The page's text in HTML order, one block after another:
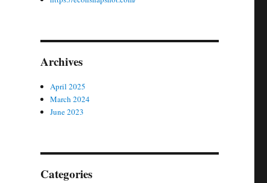
Archives
April 2025
March 2024
June 2023
Categories